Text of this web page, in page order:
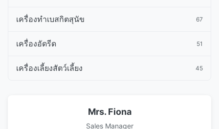
เครื่องทําเบสกิตสุนัข 67
เครื่องอัดรีด 51
เครื่องเลี้ยงสัตว์เลี้ยง 45
Mrs. Fiona
Sales Manager